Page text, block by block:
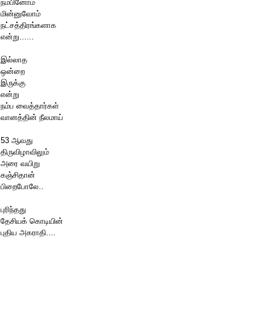
நம்பினோம்
மின்னுவோம்
நட்சத்திரங்களாக
என்று......
இல்லாத
ஒன்றை
இருக்கு
என்று
நம்ப வைத்தார்கள்
வானத்தின் நீலமாய்
53 ஆவது
திருவிழாவிலும்
அரை வயிறு
கஞ்சிதான்
பிறைபோலே..
புரிந்தது
தேசியக் கொடியின்
புதிய அகராதி....